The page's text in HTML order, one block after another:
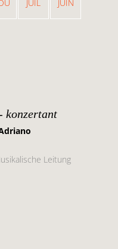
JUIL JUIN
konzertant
Leitung